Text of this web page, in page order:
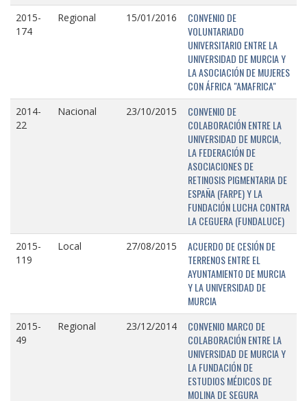
2015-
174
Regional 15/01/2016
CONVENIO DE
VOLUNTARIADO
UNIVERSITARIO ENTRE LA
UNIVERSIDAD DE MURCIA Y
LA ASOCIACIÓN DE MUJERES
CON ÁFRICA "AMAFRICA"
2014-
22
Nacional 23/10/2015
CONVENIO DE
COLABORACIÓN ENTRE LA
UNIVERSIDAD DE MURCIA,
LA FEDERACIÓN DE
ASOCIACIONES DE
RETINOSIS PIGMENTARIA DE
ESPAÑA (FARPE) Y LA
FUNDACIÓN LUCHA CONTRA
LA CEGUERA (FUNDALUCE)
2015-
119
Local 27/08/2015
ACUERDO DE CESIÓN DE
TERRENOS ENTRE EL
AYUNTAMIENTO DE MURCIA
Y LA UNIVERSIDAD DE
MURCIA
2015-
49
Regional 23/12/2014
CONVENIO MARCO DE
COLABORACIÓN ENTRE LA
UNIVERSIDAD DE MURCIA Y
LA FUNDACIÓN DE
ESTUDIOS MÉDICOS DE
MOLINA DE SEGURA